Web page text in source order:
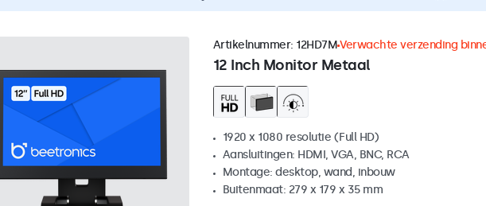
12 Inch Monitor Metaal
Artikelnummer: 12HD7MVerwachte verzending
1920 x 1080 resolutie (Full HD)
Aansluitingen: HDMI, VGA, BNC, RCA
Montage: desktop, wand, inbouw
Buitenmaat: 279 x 179 x 35 mm